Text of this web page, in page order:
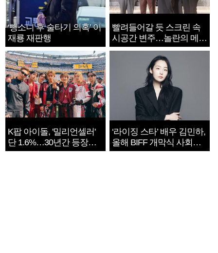
‘뺑소니 후 술타기 의혹’ 이
재룡 재판행
빨려들어갈 듯 스크린 속
시공간 변주…놀란의 메시
지는 ‘전쟁 속죄’
K팝 아이돌, '밀리언셀러'
단 1.6%…30년간 등장
1182개팀 전수조사
‘라이징 스타’ 배우 김민하,
올해 BIFF 개막식 사회자
확정